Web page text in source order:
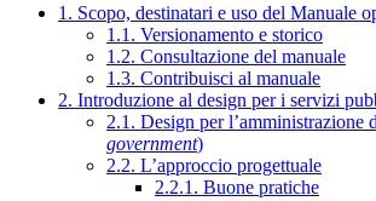
1. Scopo, destinatari e uso del Manuale
1.1. Versionamento e storico
1.2. Consultazione del manuale
1.3. Contribuisci al manuale
2. Introduzione al design per i servizi
2.1. Design per l’amministrazione
government)
2.2. L’approccio progettuale
2.2.1. Buone pratiche